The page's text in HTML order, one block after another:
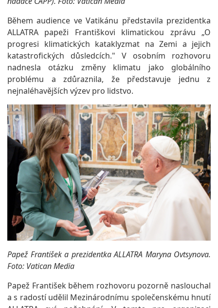
Během audience ve Vatikánu představila prezidentka
ALLATRA papeži Františkovi klimatickou zprávu „O
progresi klimatických kataklyzmat na Zemi a jejich
katastrofických důsledcích." V osobním rozhovoru
nadnesla otázku změny klimatu jako globálního
problému a zdůraznila, že představuje jednu z
nejnaléhavějších výzev pro lidstvo.
Papež František a prezidentka ALLATRA Maryna Ovtsynova.
Foto: Vatican Media
Papež František během rozhovoru pozorně naslouchal
a s radostí udělil Mezinárodnímu společenskému hnutí